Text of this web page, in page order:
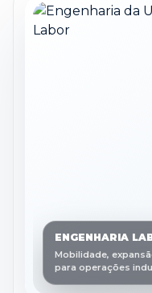
ENGENHARIA
Mobilidade,
para operações